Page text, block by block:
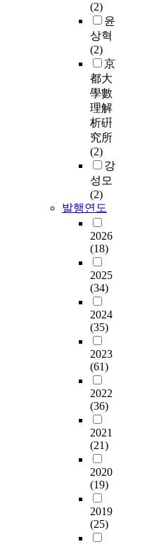
(2)
윤
상혁
(2)
京
都大
學數
理解
析硏
究所
(2)
강
성모
(2)
발행연도
2026
(18)
2025
(34)
2024
(35)
2023
(61)
2022
(36)
2021
(21)
2020
(19)
2019
(25)